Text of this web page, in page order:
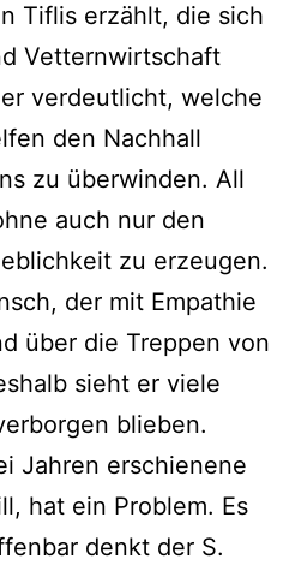
Tiflis erzählt, die sich
Vetternwirtschaft
verdeutlicht, welche
den Nachhall
zu überwinden. All
auch nur den
zu erzeugen.
der mit Empathie
über die Treppen von
sieht er viele
blieben.
Jahren erschienene
hat ein Problem. Es
denkt der S.